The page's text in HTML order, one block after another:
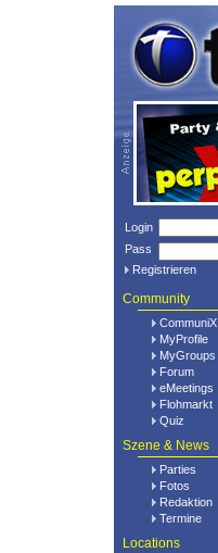
Login
Pass
Registrieren
Community
CommuniX
MyProfile
MyGroups
Forum
eMeetings
Flohmarkt
Quiz
Szene & News
Parties
Fotos
Redaktion
Termine
Locations